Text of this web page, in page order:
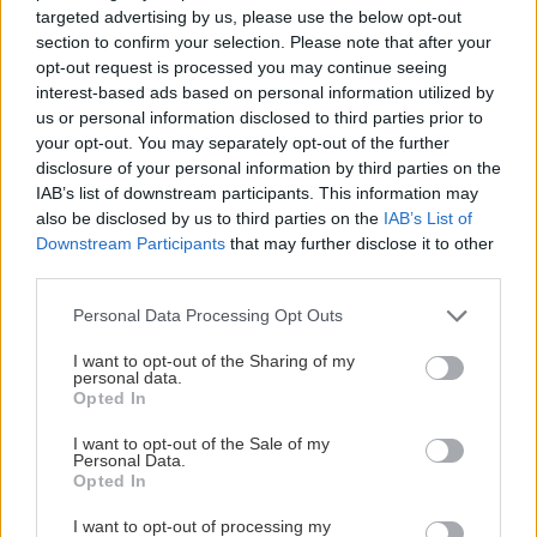
targeted advertising by us, please use the below opt-out
section to confirm your selection. Please note that after your
opt-out request is processed you may continue seeing
interest-based ads based on personal information utilized by
us or personal information disclosed to third parties prior to
your opt-out. You may separately opt-out of the further
disclosure of your personal information by third parties on the
IAB’s list of downstream participants. This information may
also be disclosed by us to third parties on the IAB’s List of
Downstream Participants that may further disclose it to other
Please note that this website/app uses one or more Google
not limited to your visit or usage behaviour. You may click to
grant or deny consent to Google and its third-party tags to
use your data for below specified purposes in below Google
consent section.
Personal Data Processing Opt Outs
I want to opt-out of the Sharing of my
personal data.
Opted In
I want to opt-out of the Sale of my
Personal Data.
Opted In
I want to opt-out of processing my
sucho a teplo? Tieto
vysaďte na miesta, na
ktoré slnko svieti celý
deň
levanduľa! 7 fialových
krások, ktoré rozžiaria
vašu záhradu
Môže aspirín zachrániť
ochabnuté izbové
rastliny? Pravda vás
Júlový reštart uhoriek
nakladačiek: Ako ich
CHALUPA